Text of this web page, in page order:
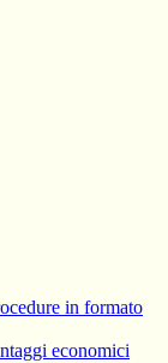
in formato
economici